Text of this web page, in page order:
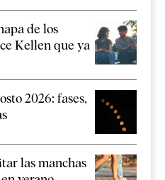
de los
Kellen que ya
2026: fases,
las manchas